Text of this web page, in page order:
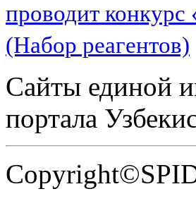
проводит
(Набор реагентов)
Сайты единой
портала